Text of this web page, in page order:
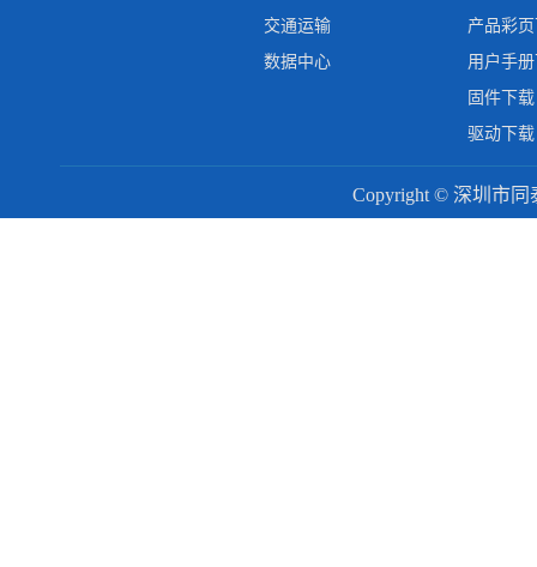
交通运输
数据中心
产品彩
用户手
固件下载
驱动下载
Copyright © 深圳市同